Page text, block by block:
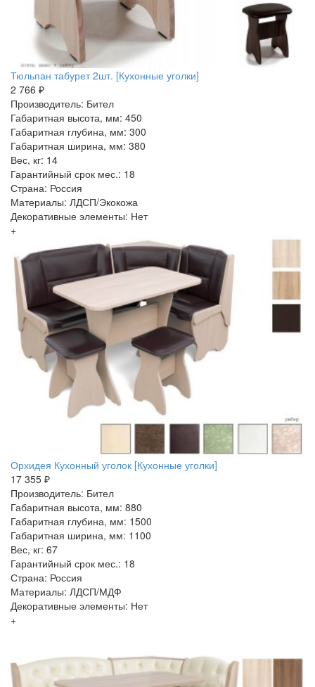
Тюльпан табурет 2шт. [Кухонные уголки]
2 766 ₽
Производитель: Бител
Габаритная высота, мм: 450
Габаритная глубина, мм: 300
Габаритная ширина, мм: 380
Вес, кг: 14
Гарантийный срок мес.: 18
Страна: Россия
Материалы: ЛДСП/Экокожа
Декоративные элементы: Нет
+
Орхидея Кухонный уголок [Кухонные уголки]
17 355 ₽
Производитель: Бител
Габаритная высота, мм: 880
Габаритная глубина, мм: 1500
Габаритная ширина, мм: 1100
Вес, кг: 67
Гарантийный срок мес.: 18
Страна: Россия
Материалы: ЛДСП/МДФ
Декоративные элементы: Нет
+